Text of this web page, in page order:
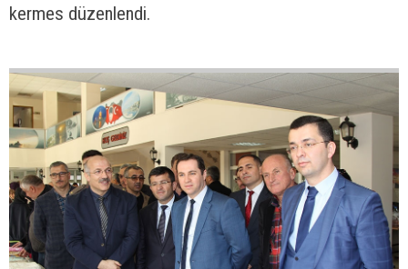
kermes düzenlendi.